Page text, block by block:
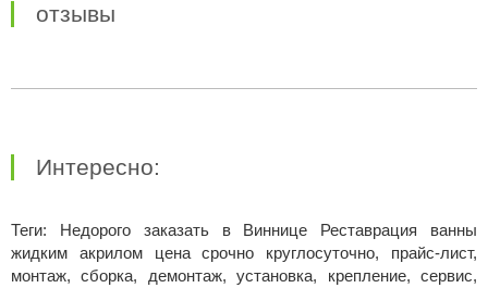
отзывы
Интересно:
Теги: Недорого заказать в Виннице Реставрация ванны
жидким акрилом цена срочно круглосуточно, прайс-лист,
монтаж, сборка, демонтаж, установка, крепление, сервис,